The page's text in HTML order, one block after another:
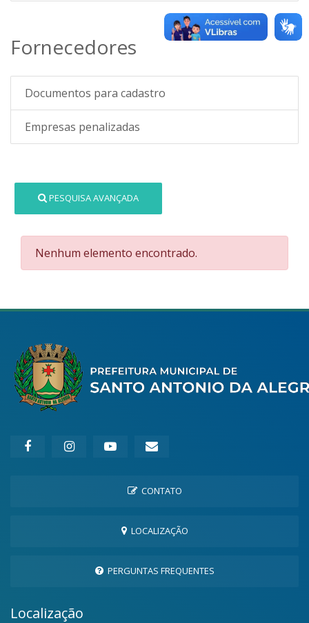
Fornecedores
Documentos para cadastro
Empresas penalizadas
PESQUISA AVANÇADA
Nenhum elemento encontrado.
CONTATO
LOCALIZAÇÃO
PERGUNTAS FREQUENTES
Localização